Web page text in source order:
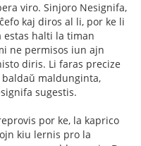
viro. Sinjoro Nesignifa,
kaj diros al li, por ke li
halti la timan
ne permisos iun ajn
diris. Li faras precize
maldunginta,
sugestis.
por ke, la kaprico
kiu lernis pro la